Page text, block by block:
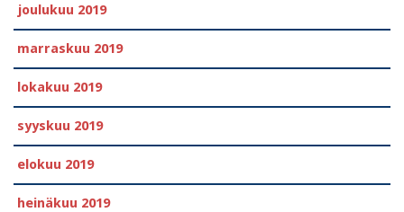
joulukuu 2019
marraskuu 2019
lokakuu 2019
syyskuu 2019
elokuu 2019
heinäkuu 2019